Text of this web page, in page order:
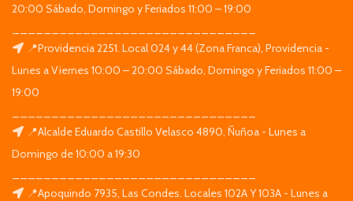
20:00 Sábado, Domingo y Feriados 11:00 – 19:00
📍Providencia 2251. Local 024 y 44 (Zona Franca), Providencia -
Lunes a Viernes 10:00 – 20:00 Sábado, Domingo y Feriados 11:00 –
19:00
📍Alcalde Eduardo Castillo Velasco 4890, Ñuñoa - Lunes a
Domingo de 10:00 a 19:30
📍Apoquindo 7935, Las Condes. Locales 102A Y 103A - Lunes a